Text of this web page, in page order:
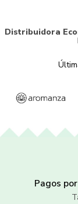
Distribuidora
Pagos